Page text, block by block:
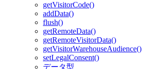
getVisitorCode()
addData()
flush()
getRemoteData()
getRemoteVisitorData()
getVisitorWarehouseAudience()
setLegalConsent()
データ型